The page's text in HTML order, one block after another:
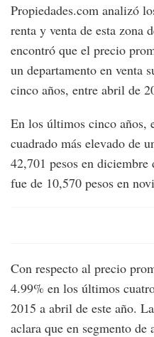
Propiedades.com analizó
renta y venta de esta zona
encontró que el precio
un departamento en venta
cinco años, entre abril de
En los últimos cinco años,
cuadrado más elevado de
42,701 pesos en
fue de 10,570 pesos en
Con respecto al precio
4.99% en los últimos
2015 a abril de este año.
aclara que en segmento